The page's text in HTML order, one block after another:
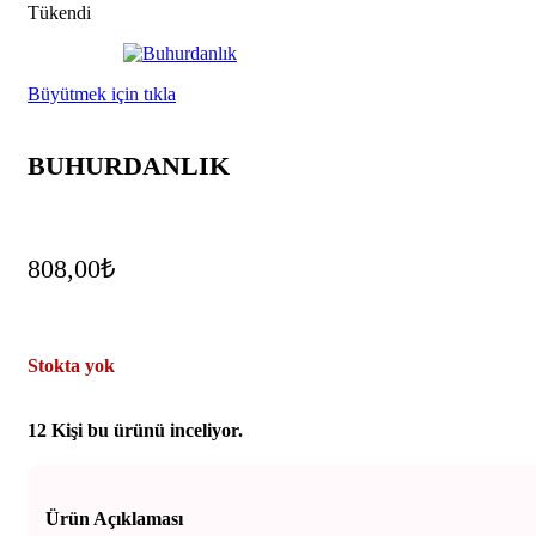
Tükendi
Büyütmek için tıkla
BUHURDANLIK
808,00₺
Stokta yok
12 Kişi bu ürünü inceliyor.
Ürün Açıklaması